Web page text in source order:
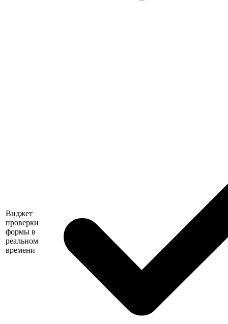
Виджет
проверки
формы в
реальном
времени